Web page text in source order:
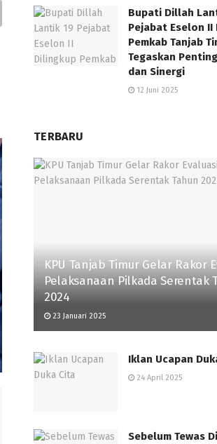
Bupati Dillah
Pejabat Eselon II
Pemkab Tanjab
Tegaskan
dan Sinergi
12 Juni 2025
TERBARU
KPU Tanjab Timur Gelar Rakor
Pelaksanaan Pilkada Serentak
2024
23 Januari 2025
Iklan Ucapan
24 April 2025
Sebelum Tewas